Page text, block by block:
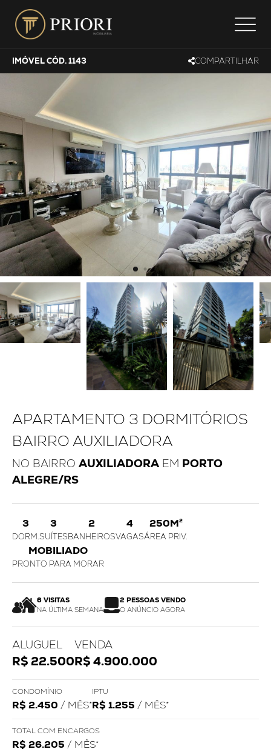
IMÓVEL CÓD. 1143 COMPARTILHAR
APARTAMENTO 3 DORMITÓRIOS
BAIRRO AUXILIADORA
NO BAIRRO AUXILIADORAEM PORTO
ALEGRE/RS
3
DORM.
3
SUÍTES
2
BANHEIROS
4
VAGAS
250M²
ÁREA PRIV.
MOBILIADO
PRONTO PARA MORAR
6 VISITAS
NA ÚLTIMA SEMANA
2 PESSOAS VENDO
O ANÚNCIO AGORA
ALUGUEL
R$ 22.500
VENDA
R$ 4.900.000
CONDOMÍNIO
R$ 2.450 / MÊS*
IPTU
R$ 1.255 / MÊS*
TOTAL COM ENCARGOS
R$ 26.205 / MÊS*